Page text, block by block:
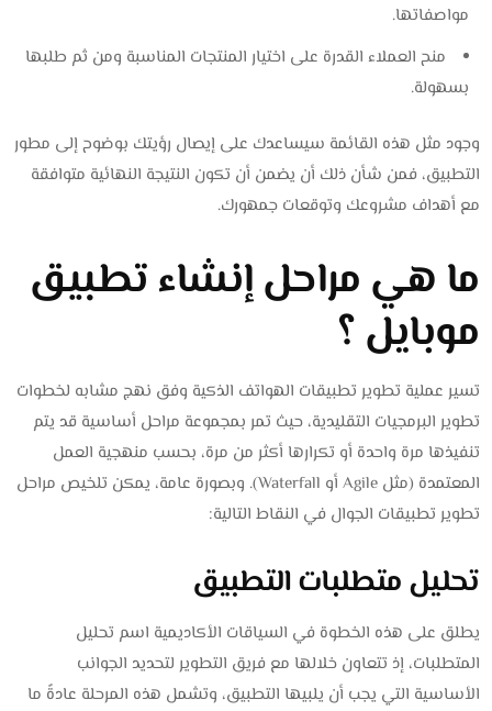
مواصفاتها.
منح العملاء القدرة على اختيار المنتجات المناسبة ومن ثم طلبها
بسهولة.
وجود مثل هذه القائمة سيساعدك على إيصال رؤيتك بوضوح إلى مطور
التطبيق، فمن شأن ذلك أن يضمن أن تكون النتيجة النهائية متوافقة
مع أهداف مشروعك وتوقعات جمهورك.
ما هي مراحل إنشاء تطبيق
موبايل ؟
تسير عملية تطوير تطبيقات الهواتف الذكية وفق نهج مشابه لخطوات
تطوير البرمجيات التقليدية، حيث تمر بمجموعة مراحل أساسية قد يتم
تنفيذها مرة واحدة أو تكرارها أكثر من مرة، بحسب منهجية العمل
المعتمدة (مثل Agile أو Waterfall). وبصورة عامة، يمكن تلخيص مراحل
تطوير تطبيقات الجوال في النقاط التالية:
تحليل متطلبات التطبيق
يطلق على هذه الخطوة في السياقات الأكاديمية اسم تحليل
المتطلبات، إذ تتعاون خلالها مع فريق التطوير لتحديد الجوانب
الأساسية التي يجب أن يلبيها التطبيق، وتشمل هذه المرحلة عادةً ما